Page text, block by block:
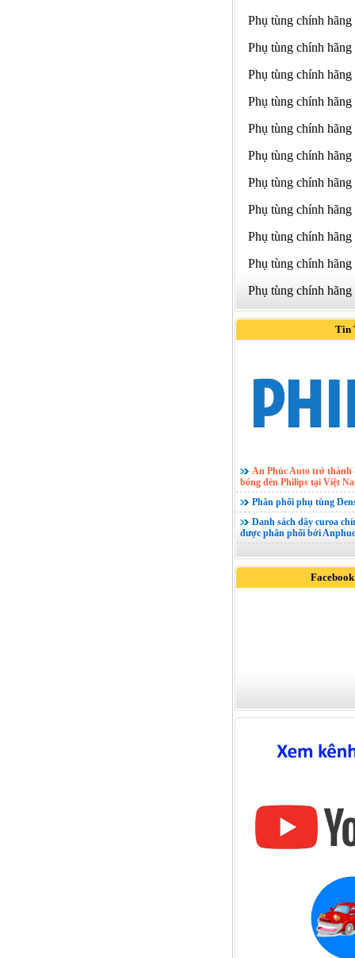
Phụ tùng chính hãng
Phụ tùng chính hãng
Phụ tùng chính hãng
Phụ tùng chính hãng
Phụ tùng chính hãng
Phụ tùng chính hãng
Phụ tùng chính hãng
Phụ tùng chính hãng
Phụ tùng chính hãng
Phụ tùng chính hãng
Phụ tùng chính hãng
Tin
An Phúc Auto trở thành
bóng đèn Philips tại Việt
Phân phối phụ tùng
Danh sách dây curoa
được phân phối bởi